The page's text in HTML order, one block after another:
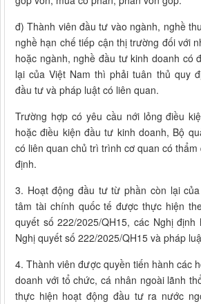
đ) Thành viên đầu tư vào ngành, nghề
nghề hạn chế tiếp cận thị trường đối với
hoặc ngành, nghề đầu tư kinh doanh có
lại của Việt Nam thì phải tuân thủ quy
đầu tư và pháp luật có liên quan.
Trường hợp có yêu cầu nới lỏng điều
hoặc điều kiện đầu tư kinh doanh, Bộ
có liên quan chủ trì trình cơ quan có
định.
3. Hoạt động đầu tư từ phần còn lại
tâm tài chính quốc tế được thực hiện
quyết số 222/2025/QH15, các Nghị
Nghị quyết số 222/2025/QH15 và pháp
4. Thành viên được quyền tiến hành các
doanh với tổ chức, cá nhân ngoài lãnh
thực hiện hoạt động đầu tư ra nước